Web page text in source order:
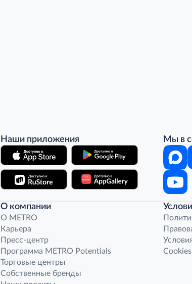
Наши приложения Мы в
О компании
O METRO
Карьера
Пресс-центр
Программа METRO Potentials
Торговые центры
Собственные бренды
Cookies